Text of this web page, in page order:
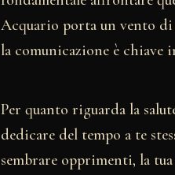
Acquario porta un vento di
la comunicazione è chiave
Per quanto riguarda la
dedicare del tempo a te
sembrare opprimenti, la